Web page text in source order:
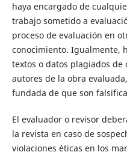
haya encargado de
trabajo sometido a
proceso de evaluación en
conocimiento. Igualmente,
textos o datos plagiados
autores de la obra
fundada de que son
El evaluador o revisor
la revista en caso de
violaciones éticas en los